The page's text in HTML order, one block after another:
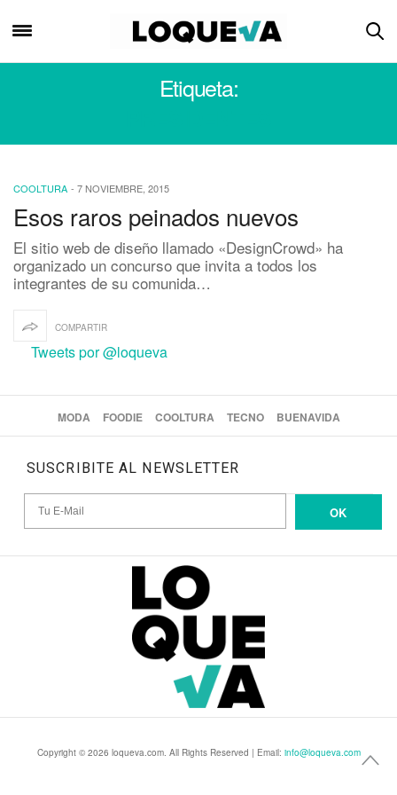
Etiqueta:
COOLTURA - 7 NOVIEMBRE, 2015
Esos raros peinados nuevos
El sitio web de diseño llamado «DesignCrowd» ha
organizado un concurso que invita a todos los
integrantes de su comunida…
COMPARTIR
Tweets por @loqueva
MODA FOODIE COOLTURA TECNO BUENAVIDA
SUSCRIBITE AL NEWSLETTER
OK
Copyright © 2026 loqueva.com. All Rights Reserved | Email: info@loqueva.com